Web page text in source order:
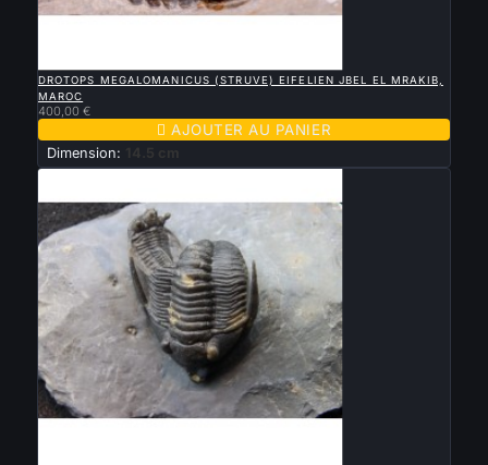
DROTOPS MEGALOMANICUS (STRUVE) EIFELIEN JBEL EL MRAKIB,
MAROC
400,00 €
 AJOUTER AU PANIER
Dimension: 14.5 cm